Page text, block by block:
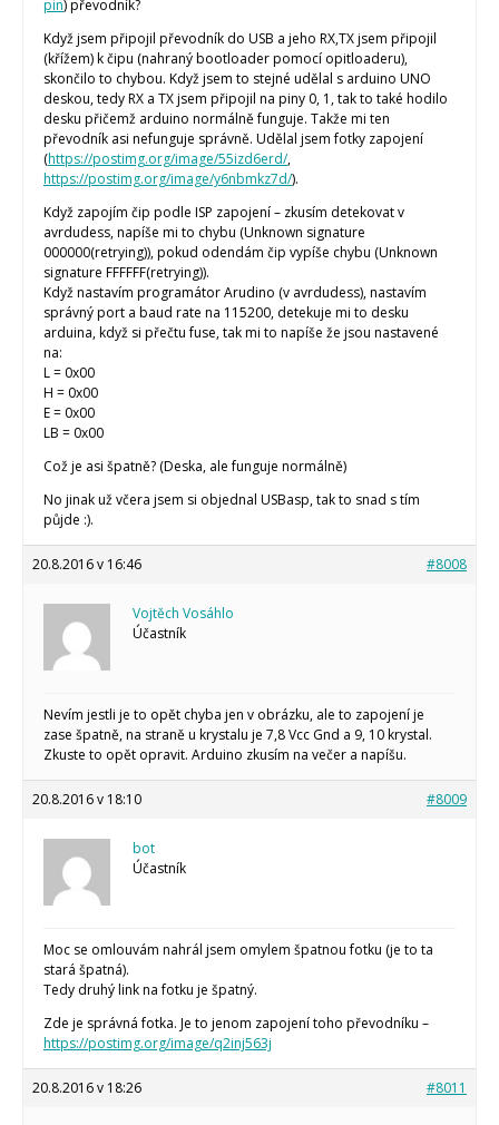
pin) převodník?
Když jsem připojil převodník do USB a jeho RX,TX jsem připojil
(křížem) k čipu (nahraný bootloader pomocí opitloaderu),
skončilo to chybou. Když jsem to stejné udělal s arduino UNO
deskou, tedy RX a TX jsem připojil na piny 0, 1, tak to také hodilo
desku přičemž arduino normálně funguje. Takže mi ten
převodník asi nefunguje správně. Udělal jsem fotky zapojení
(https://postimg.org/image/55izd6erd/,
https://postimg.org/image/y6nbmkz7d/).
Když zapojím čip podle ISP zapojení – zkusím detekovat v
avrdudess, napíše mi to chybu (Unknown signature
000000(retrying)), pokud odendám čip vypíše chybu (Unknown
signature FFFFFF(retrying)).
Když nastavím programátor Arudino (v avrdudess), nastavím
správný port a baud rate na 115200, detekuje mi to desku
arduina, když si přečtu fuse, tak mi to napíše že jsou nastavené
na:
L = 0x00
H = 0x00
E = 0x00
LB = 0x00
Což je asi špatně? (Deska, ale funguje normálně)
No jinak už včera jsem si objednal USBasp, tak to snad s tím
půjde :).
20.8.2016 v 16:46 #8008
Vojtěch Vosáhlo
Účastník
Nevím jestli je to opět chyba jen v obrázku, ale to zapojení je
zase špatně, na straně u krystalu je 7,8 Vcc Gnd a 9, 10 krystal.
Zkuste to opět opravit. Arduino zkusím na večer a napíšu.
20.8.2016 v 18:10 #8009
bot
Účastník
Moc se omlouvám nahrál jsem omylem špatnou fotku (je to ta
stará špatná).
Tedy druhý link na fotku je špatný.
Zde je správná fotka. Je to jenom zapojení toho převodníku –
https://postimg.org/image/q2inj563j
20.8.2016 v 18:26 #8011